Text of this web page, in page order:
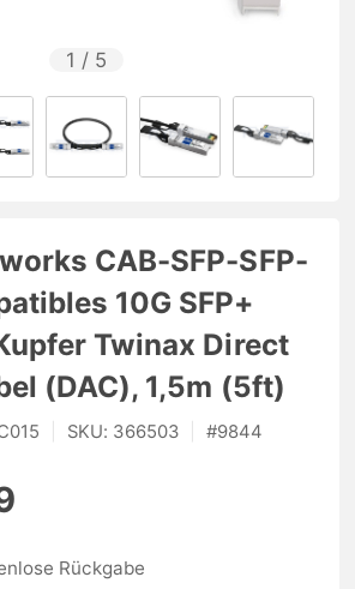
1 / 5
CAB-SFP-SFP-
10G SFP+
Twinax Direct
(DAC), 1,5m (5ft)
SKU: 366503 #9844
Rückgabe